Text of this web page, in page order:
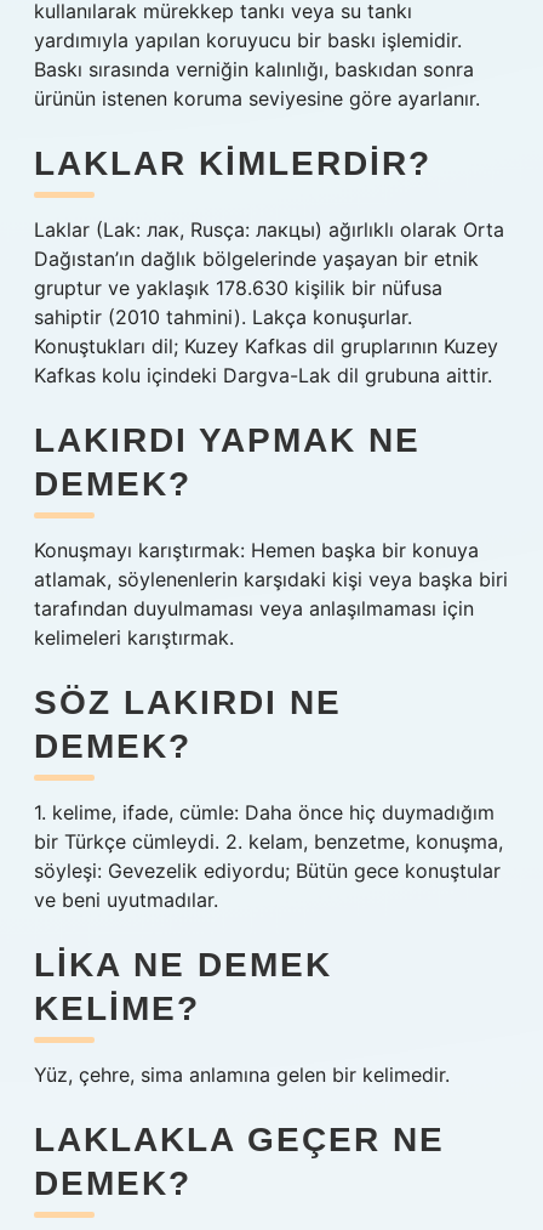
kullanılarak mürekkep tankı veya su tankı
yardımıyla yapılan koruyucu bir baskı işlemidir.
Baskı sırasında verniğin kalınlığı, baskıdan sonra
ürünün istenen koruma seviyesine göre ayarlanır.
LAKLAR KIMLERDIR?
Laklar (Lak: лак, Rusça: лакцы) ağırlıklı olarak Orta
Dağıstan’ın dağlık bölgelerinde yaşayan bir etnik
gruptur ve yaklaşık 178.630 kişilik bir nüfusa
sahiptir (2010 tahmini). Lakça konuşurlar.
Konuştukları dil; Kuzey Kafkas dil gruplarının Kuzey
Kafkas kolu içindeki Dargva-Lak dil grubuna aittir.
LAKIRDI YAPMAK NE
DEMEK?
Konuşmayı karıştırmak: Hemen başka bir konuya
atlamak, söylenenlerin karşıdaki kişi veya başka biri
tarafından duyulmaması veya anlaşılmaması için
kelimeleri karıştırmak.
SÖZ LAKIRDI NE
DEMEK?
1. kelime, ifade, cümle: Daha önce hiç duymadığım
bir Türkçe cümleydi. 2. kelam, benzetme, konuşma,
söyleşi: Gevezelik ediyordu; Bütün gece konuştular
ve beni uyutmadılar.
LIKA NE DEMEK
KELIME?
Yüz, çehre, sima anlamına gelen bir kelimedir.
LAKLAKLA GEÇER NE
DEMEK?